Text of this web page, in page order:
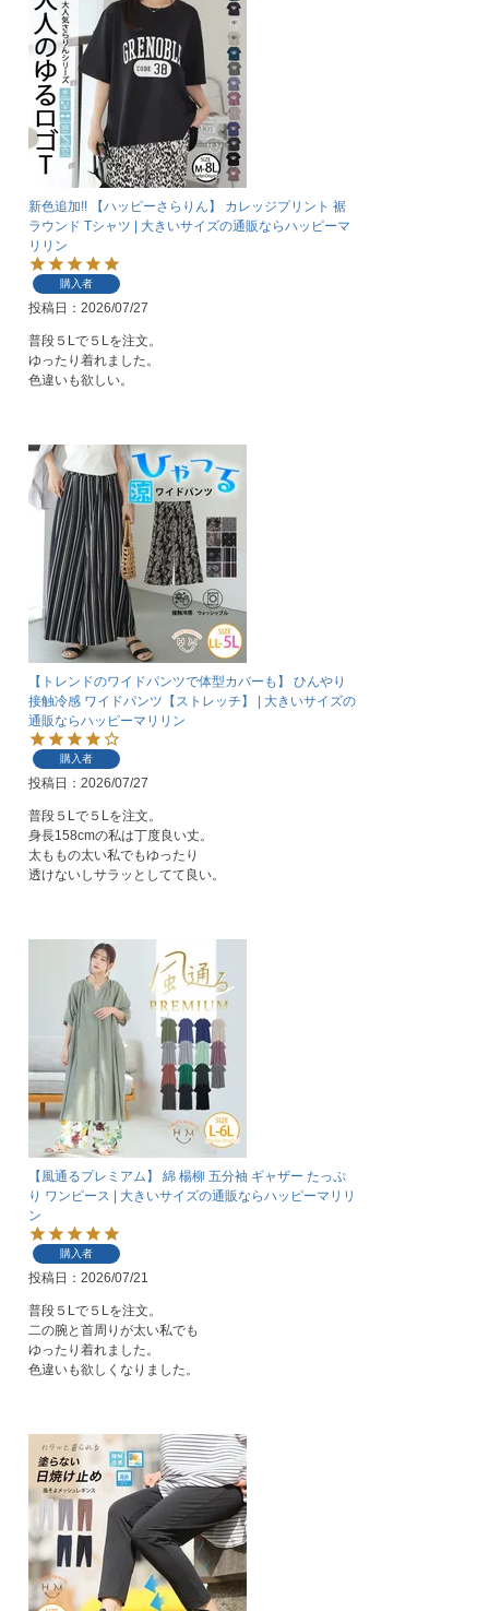
新色追加!! 【ハッピーさらりん】 カレッジプリント 裾
ラウンド Tシャツ | 大きいサイズの通販ならハッピーマ
リリン
購入者
投稿日 2026/07/27
普段５Lで５Lを注文。
ゆったり着れました。
色違いも欲しい。
【トレンドのワイドパンツで体型カバーも】 ひんやり
接触冷感 ワイドパンツ【ストレッチ】 | 大きいサイズの
通販ならハッピーマリリン
購入者
投稿日 2026/07/27
普段５Lで５Lを注文。
身長158cmの私は丁度良い丈。
太ももの太い私でもゆったり
透けないしサラッとしてて良い。
【風通るプレミアム】 綿 楊柳 五分袖 ギャザー たっぷ
り ワンピース | 大きいサイズの通販ならハッピーマリリ
ン
購入者
投稿日 2026/07/21
普段５Lで５Lを注文。
二の腕と首周りが太い私でも
ゆったり着れました。
色違いも欲しくなりました。